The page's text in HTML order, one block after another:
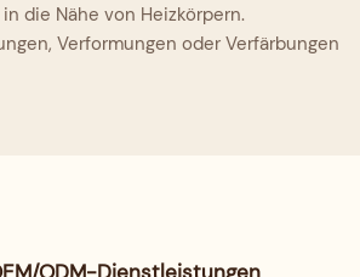
die Nähe von Heizkörpern.
Verformungen oder Verfärbungen